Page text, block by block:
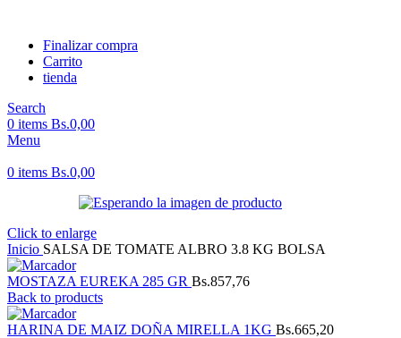
Finalizar compra
Carrito
tienda
Search
0 items Bs.0,00
Menu
0 items Bs.0,00
Click to enlarge
Inicio SALSA DE TOMATE ALBRO 3.8 KG BOLSA
MOSTAZA EUREKA 285 GR Bs.857,76
Back to products
HARINA DE MAIZ DOÑA MIRELLA 1KG Bs.665,20